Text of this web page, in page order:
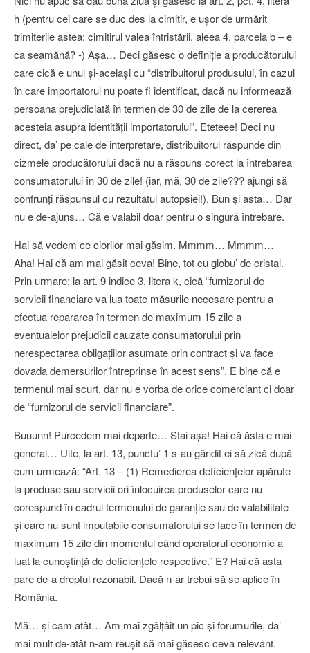
h (pentru cei care se duc des la cimitir, e uşor de urmărit
trimiterile astea: cimitirul valea întristării, aleea 4, parcela b – e
ca seamănă? -) Aşa… Deci găsesc o definiţie a producătorului
care cică e unul şi-acelaşi cu “distribuitorul produsului, în cazul
în care importatorul nu poate fi identificat, dacă nu informează
persoana prejudiciată în termen de 30 de zile de la cererea
acesteia asupra identităţii importatorului”. Eteteee! Deci nu
direct, da’ pe cale de interpretare, distribuitorul răspunde din
cizmele producătorului dacă nu a răspuns corect la întrebarea
consumatorului în 30 de zile! (iar, mă, 30 de zile??? ajungi să
confrunţi răspunsul cu rezultatul autopsiei!). Bun şi asta… Dar
nu e de-ajuns… Că e valabil doar pentru o singură întrebare.
Hai să vedem ce ciorilor mai găsim. Mmmm… Mmmm…
Aha! Hai că am mai găsit ceva! Bine, tot cu globu’ de cristal.
Prin urmare: la art. 9 indice 3, litera k, cică “furnizorul de
servicii financiare va lua toate măsurile necesare pentru a
efectua repararea în termen de maximum 15 zile a
eventualelor prejudicii cauzate consumatorului prin
nerespectarea obligaţiilor asumate prin contract şi va face
dovada demersurilor întreprinse în acest sens”. E bine că e
termenul mai scurt, dar nu e vorba de orice comerciant ci doar
de “furnizorul de servicii financiare”.
Buuunn! Purcedem mai departe… Stai aşa! Hai că ăsta e mai
general… Uite, la art. 13, punctu’ 1 s-au gândit ei să zică după
cum urmează: “Art. 13 – (1) Remedierea deficienţelor apărute
la produse sau servicii ori înlocuirea produselor care nu
corespund în cadrul termenului de garanţie sau de valabilitate
şi care nu sunt imputabile consumatorului se face în termen de
maximum 15 zile din momentul când operatorul economic a
luat la cunoştinţă de deficienţele respective.” E? Hai că asta
pare de-a dreptul rezonabil. Dacă n-ar trebui să se aplice în
România.
Mă… şi cam atât… Am mai zgâlţâit un pic şi forumurile, da’
mai mult de-atât n-am reuşit să mai găsesc ceva relevant.